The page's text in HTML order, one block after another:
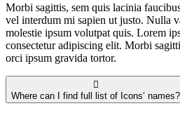
Morbi sagittis, sem quis lacinia
vel interdum mi sapien ut justo. Nulla
molestie ipsum volutpat quis. Lorem
consectetur adipiscing elit. Morbi
orci ipsum gravida tortor.
Where can I find full list of Icons‘ names?